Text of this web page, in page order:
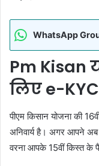
WhatsApp
Pm Kisan
लिए e-
पीएम किसान योजना की
अनिवार्य है। अगर आपने
वरना आपके 15वीं किस्त